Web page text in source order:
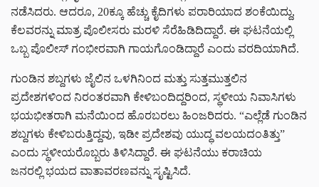
ನಡೆಸಿದರು. ಆದರೂ, 20ಕ್ಕೂ ಹೆಚ್ಚು ಕೈದಿಗಳು ಪರಾರಿಯಾದ ಶಂಕೆಯಿದ್ದು,
ಕೆಲವರನ್ನು ಮಾತ್ರ ಪೊಲೀಸರು ಮರಳಿ ಸೆರೆಹಿಡಿದಿದ್ದಾರೆ. ಈ ಘಟನೆಯಲ್ಲಿ
ಒಬ್ಬ ಪೊಲೀಸ್ ಗಂಭೀರವಾಗಿ ಗಾಯಗೊಂಡಿದ್ದಾರೆ ಎಂದು ವರದಿಯಾಗಿದೆ.
ಗುಂಡಿನ ಶಬ್ದಗಳು ಜೈಲಿನ ಒಳಗಿನಿಂದ ಮತ್ತು ಸುತ್ತಮುತ್ತಲಿನ
ಪ್ರದೇಶಗಳಿಂದ ನಿರಂತರವಾಗಿ ಕೇಳಿಬಂದಿದ್ದರಿಂದ, ಸ್ಥಳೀಯ ನಿವಾಸಿಗಳು
ಭಯಭೀತರಾಗಿ ಮನೆಯಿಂದ ಹೊರಬರಲು ಹಿಂಜರಿದರು. “ಎಲ್ಲೆಡೆ ಗುಂಡಿನ
ಶಬ್ದಗಳು ಕೇಳಿಬರುತ್ತಿದ್ದವು, ಇಡೀ ಪ್ರದೇಶವು ಯುದ್ಧ ವಲಯದಂತಿತ್ತು”
ಎಂದು ಸ್ಥಳೀಯರೊಬ್ಬರು ತಿಳಿಸಿದ್ದಾರೆ. ಈ ಘಟನೆಯು ಕರಾಚಿಯ
ಜನರಲ್ಲಿ ಭಯದ ವಾತಾವರಣವನ್ನು ಸೃಷ್ಟಿಸಿದೆ.